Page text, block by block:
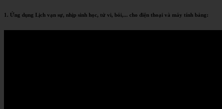
1. Ứng dụng Lịch vạn sự, nhịp sinh học, tử vi, bói,... cho điện thoại và máy tính bảng: